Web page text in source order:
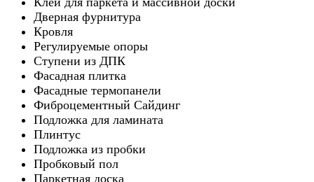
Дверная фурнитура
Кровля
Регулируемые опоры
Ступени из ДПК
Фасадная плитка
Фасадные термопанели
Фиброцементный Сайдинг
Подложка для ламината
Плинтус
Подложка из пробки
Пробковый пол
Паркетная доска